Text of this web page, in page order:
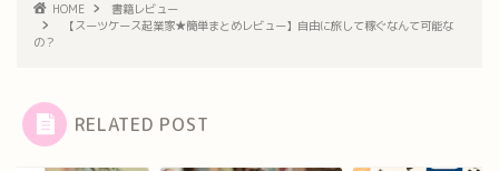
HOME
書籍レビュー
【スーツケース起業家★簡単まとめレビュー】自由に旅して稼ぐなんて可能な
の？
RELATED POST